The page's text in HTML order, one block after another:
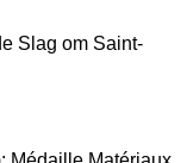
Slag om Saint-